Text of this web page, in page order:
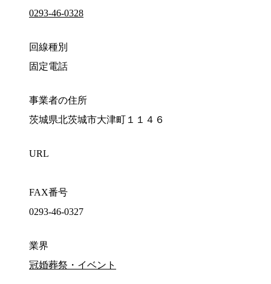
0293-46-0328
回線種別
固定電話
事業者の住所
茨城県北茨城市大津町１１４６
URL
FAX番号
0293-46-0327
業界
冠婚葬祭・イベント